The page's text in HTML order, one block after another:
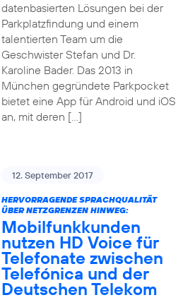
datenbasierten Lösungen bei der
Parkplatzfindung und einem
talentierten Team um die
Geschwister Stefan und Dr.
Karoline Bader. Das 2013 in
München gegründete Parkpocket
bietet eine App für Android und iOS
an, mit deren […]
12. September 2017
HERVORRAGENDE SPRACHQUALITÄT
ÜBER NETZGRENZEN HINWEG:
Mobilfunkkunden
nutzen HD Voice für
Telefonate zwischen
Telefónica und der
Deutschen Telekom